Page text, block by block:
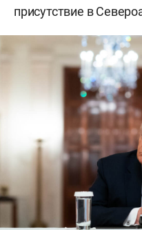
присутствие в